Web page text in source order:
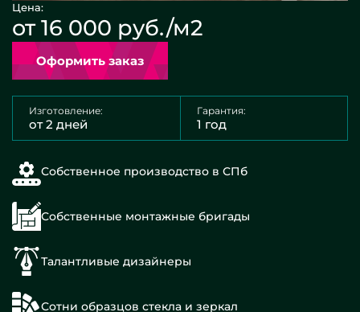
Цена:
от 16 000 руб./м2
Оформить заказ
Изготовление:
от 2 дней
Гарантия:
1 год
Собственное производство в СПб
Собственные монтажные бригады
Талантливые дизайнеры
Сотни образцов стекла и зеркал